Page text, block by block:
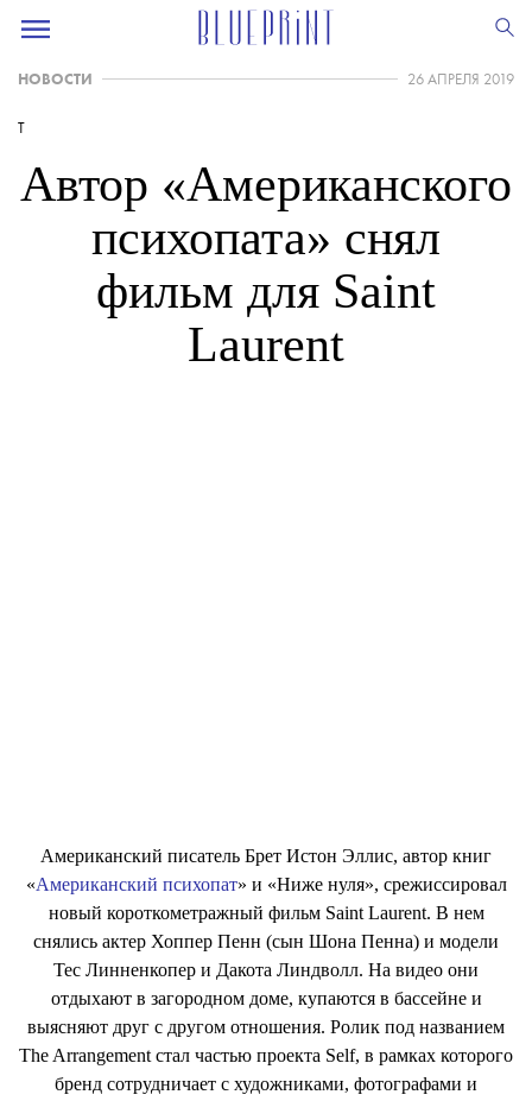
НОВОСТИ 26 АПРЕЛЯ 2019
T
Автор «Американского
психопата» снял
фильм для Saint
Laurent
Американский писатель Брет Истон Эллис, автор книг
«Американский психопат» и «Ниже нуля», срежиссировал
новый короткометражный фильм Saint Laurent. В нем
снялись актер Хоппер Пенн (сын Шона Пенна) и модели
Тес Линненкопер и Дакота Линдволл. На видео они
отдыхают в загородном доме, купаются в бассейне и
выясняют друг с другом отношения. Ролик под названием
The Arrangement стал частью проекта Self, в рамках которого
бренд сотрудничает с художниками, фотографами и